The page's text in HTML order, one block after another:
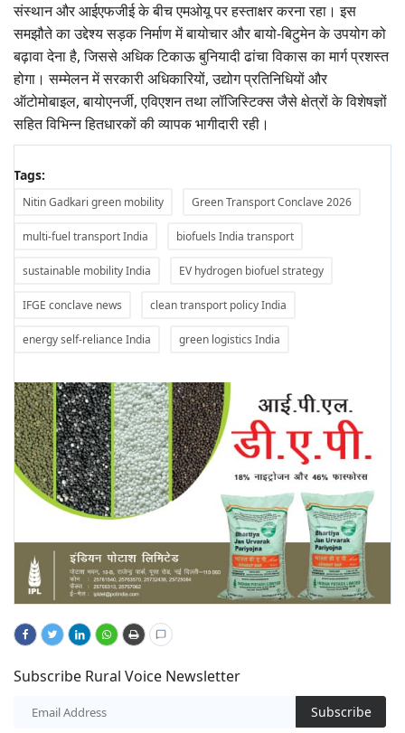
संस्थान और आईएफजीई के बीच एमओयू पर हस्ताक्षर करना रहा। इस
समझौते का उद्देश्य सड़क निर्माण में बायोचार और बायो-बिटुमेन के उपयोग को
बढ़ावा देना है, जिससे अधिक टिकाऊ बुनियादी ढांचा विकास का मार्ग प्रशस्त
होगा। सम्मेलन में सरकारी अधिकारियों, उद्योग प्रतिनिधियों और
ऑटोमोबाइल, बायोएनर्जी, एविएशन तथा लॉजिस्टिक्स जैसे क्षेत्रों के विशेषज्ञों
सहित विभिन्न हितधारकों की व्यापक भागीदारी रही।
Tags:
Nitin Gadkari green mobility Green Transport Conclave 2026
multi-fuel transport India biofuels India transport
sustainable mobility India EV hydrogen biofuel strategy
IFGE conclave news clean transport policy India
energy self-reliance India green logistics India
Subscribe Rural Voice Newsletter
Subscribe